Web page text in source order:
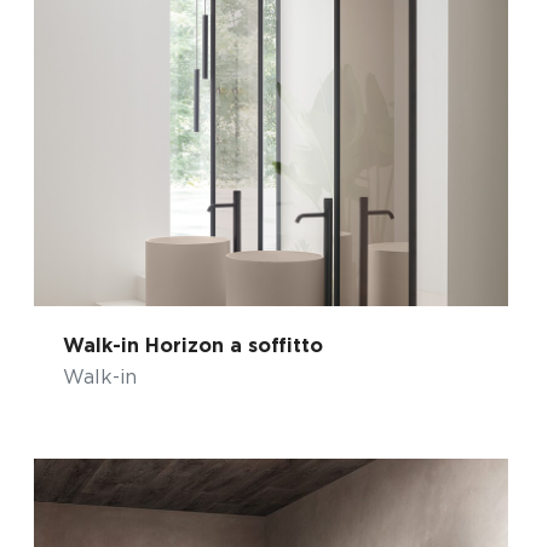
Walk-in Horizon a soffitto
Walk-in